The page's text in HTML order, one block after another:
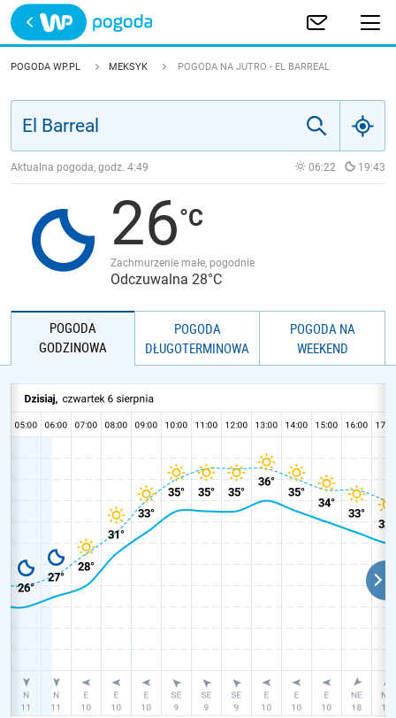
Trwa ładowanie
POLSKA
JAKOŚĆ POWIETRZA
POGODA WP.PL MEKSYK POGODA NA JUTRO - EL BARREAL
Aktualna pogoda, godz. 4:49 06:22 19:43
26
Zachmurzenie małe, pogodnie
Odczuwalna 28°C
POGODA
GODZINOWA
POGODA
DŁUGOTERMINOWA
POGODA NA
WEEKEND